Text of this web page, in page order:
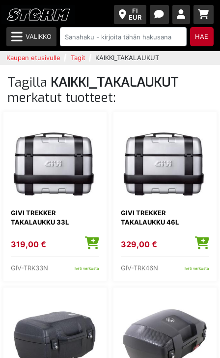
FI
EUR
VALIKKO HAE
Kaupan etusivulle Tagit KAIKKI_TAKALAUKUT
Tagilla KAIKKI_TAKALAUKUT
merkatut tuotteet:
GIVI TREKKER
TAKALAUKKU 33L
319,00 €
GIV-TRK33N heti verkosta
GIVI TREKKER
TAKALAUKKU 46L
329,00 €
GIV-TRK46N heti verkosta